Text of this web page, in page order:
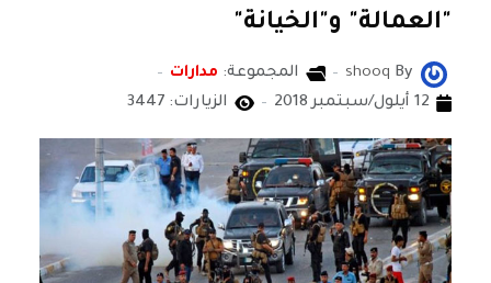
"العمالة" و"الخيانة"
By
shooq المجموعة: مدارات
12 أيلول/سبتمبر 2018
الزيارات: 3447